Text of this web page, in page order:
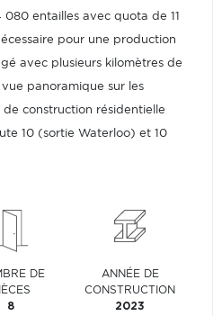
entailles avec quota de 11
pour une production
avec plusieurs kilomètres de
panoramique sur les
construction résidentielle
10 (sortie Waterloo) et 10
DE
8
ANNÉE DE
CONSTRUCTION
2023